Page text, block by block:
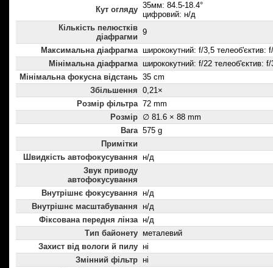
Кут огляду 35мм: 84.5-18.4°
цифровий: н/д
Кількість пелюстків
діафрагми
9
Максимальна діафрагма ширококутний: f/3,5 телеоб'єктив:
Мінімальна діафрагма ширококутний: f/22 телеоб'єктив: f/
Мінімальна фокусна відстань 35 cm
Збільшення 0,21×
Розмір фільтра 72 mm
Розмір ∅ 81.6 × 88 mm
Вага 575 g
Примітки
Швидкість автофокусування н/д
Звук приводу
автофокусування
Внутрішнє фокусування н/д
Внутрішнє масштабування
н/д
Фіксована передня лінза н/д
Тип байонету металевий
Захист від вологи й пилу ні
Змінний фільтр ні